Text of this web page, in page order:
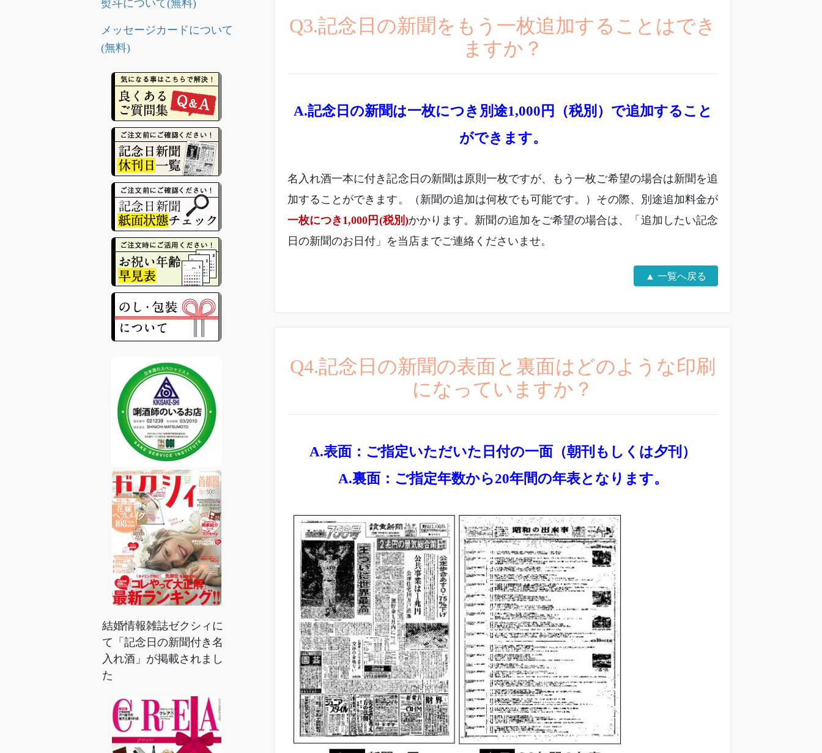
Q3.記念日の新聞をもう一枚追加することはでき
ますか？
記念日の新聞は一枚につき別途1,000円（税別）で追加すること
ができます。
名入れ酒一本に付き記念日の新聞は原則一枚ですが、もう一枚ご希望の場合は新聞を追
加することができます。（新聞の追加は何枚でも可能です。）その際、別途追加料金が
一枚につき1,000円(税別)かかります。新聞の追加をご希望の場合は、「追加したい記念
日の新聞のお日付」を当店までご連絡くださいませ。
▲ 一覧へ戻る
Q4.記念日の新聞の表面と裏面はどのような印刷
になっていますか？
表面：ご指定いただいた日付の一面（朝刊もしくは夕刊）
裏面：ご指定年数から20年間の年表となります。
熨斗について(無料)
メッセージカードについて
(無料)
結婚情報雑誌ゼクシィに
て「記念日の新聞付き名
入れ酒」が掲載されまし
た